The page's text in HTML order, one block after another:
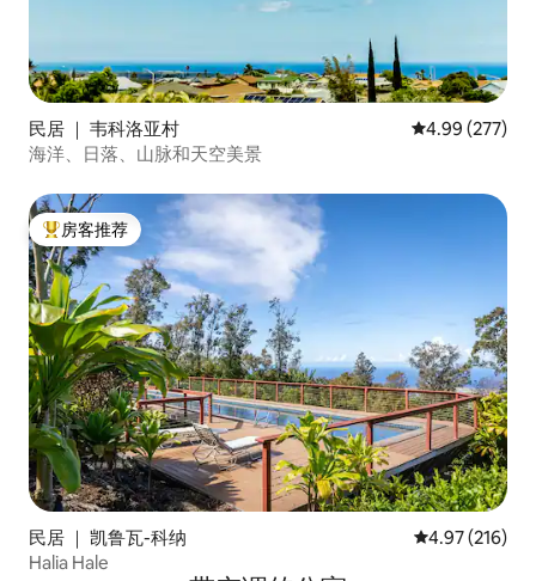
民居 ｜ 韦科洛亚村 平均评分 4.99
4.99 (277)
海洋、日落、山脉和天空美景
热门「房客推荐」
房客推荐
民居 ｜ 凯鲁瓦-科纳 平均评分 4.97
4.97 (216)
Halia Hale